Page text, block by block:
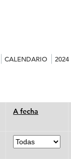
CALENDARIO 2024
A fecha
Filtrar
hasta